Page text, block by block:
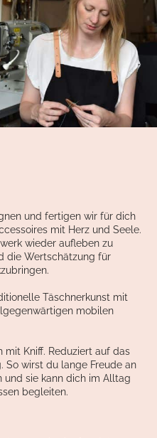
und fertigen wir für dich
mit Herz und Seele.
wieder aufleben zu
die Wertschätzung für
Täschnerkunst mit
mobilen
mit Kniff. Reduziert auf das
So wirst du lange Freude an
und sie kann dich im Alltag
begleiten.